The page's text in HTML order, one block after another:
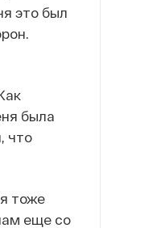
это был
была
что
тоже
еще со